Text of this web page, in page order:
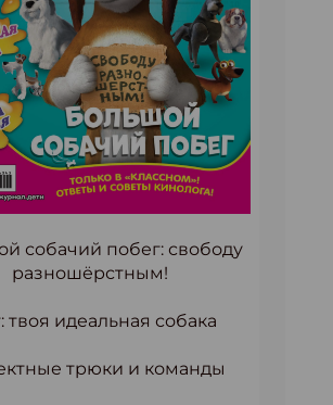
собачий побег: свободу
разношёрстным!
твоя идеальная собака
трюки и команды